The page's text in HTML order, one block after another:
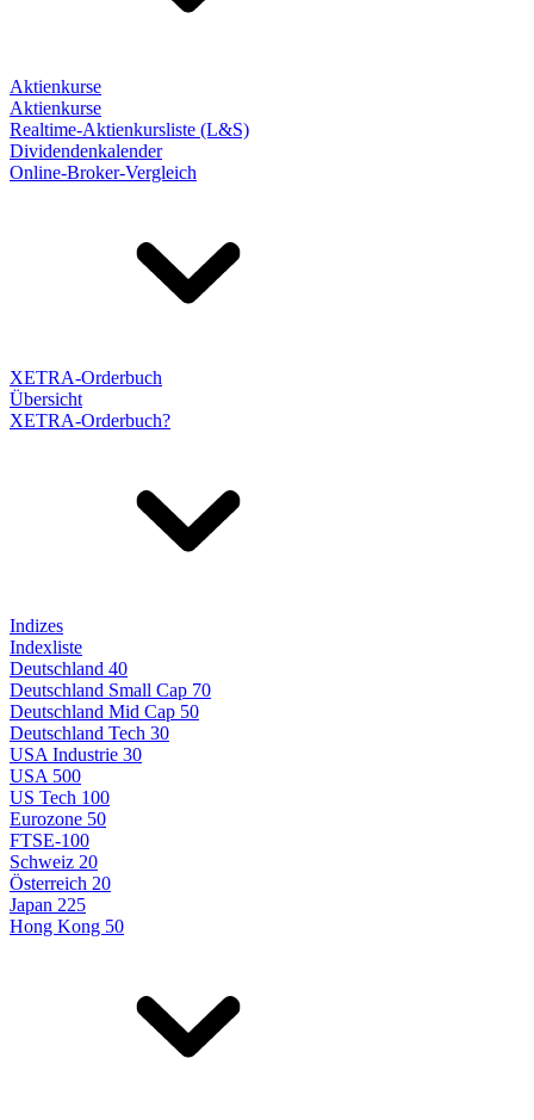
Aktienkurse
Aktienkurse
Realtime-Aktienkursliste (L&S)
Dividendenkalender
Online-Broker-Vergleich
XETRA-Orderbuch
Übersicht
XETRA-Orderbuch?
Indizes
Indexliste
Deutschland 40
Deutschland Small Cap 70
Deutschland Mid Cap 50
Deutschland Tech 30
USA Industrie 30
USA 500
US Tech 100
Eurozone 50
FTSE-100
Schweiz 20
Österreich 20
Japan 225
Hong Kong 50